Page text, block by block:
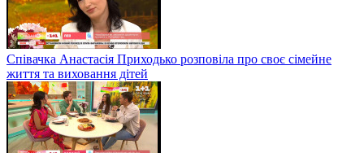
Співачка Анастасія Приходько розповіла про своє сімейне
життя та виховання дітей